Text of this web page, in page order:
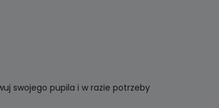
swojego pupila i w razie potrzeby